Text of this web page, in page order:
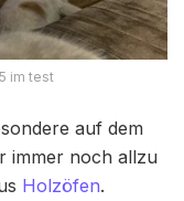
im test
auf dem
immer noch allzu
Holzöfen.